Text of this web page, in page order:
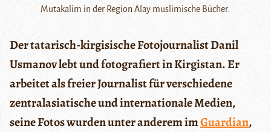
Mutakalim in der Region Alay muslimische Bücher.
Der tatarisch-kirgisische Fotojournalist Danil
Usmanov lebt und fotografiert in Kirgistan. Er
arbeitet als freier Journalist für verschiedene
zentralasiatische und internationale Medien,
seine Fotos wurden unter anderem imGuardian,